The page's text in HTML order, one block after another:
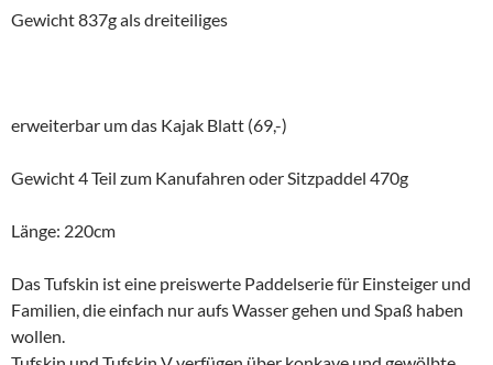
Gewicht 837g als dreiteiliges
erweiterbar um das Kajak Blatt (69,-)
Gewicht 4 Teil zum Kanufahren oder Sitzpaddel 470g
Länge: 220cm
Das Tufskin ist eine preiswerte Paddelserie für Einsteiger und
Familien, die einfach nur aufs Wasser gehen und Spaß haben
wollen.